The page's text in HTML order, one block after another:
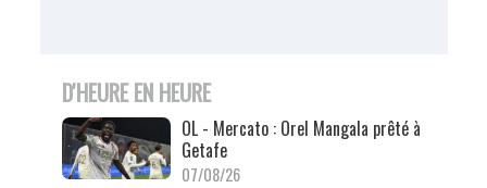
D'HEURE EN HEURE
OL - Mercato : Orel Mangala prêté à
Getafe
07/08/26